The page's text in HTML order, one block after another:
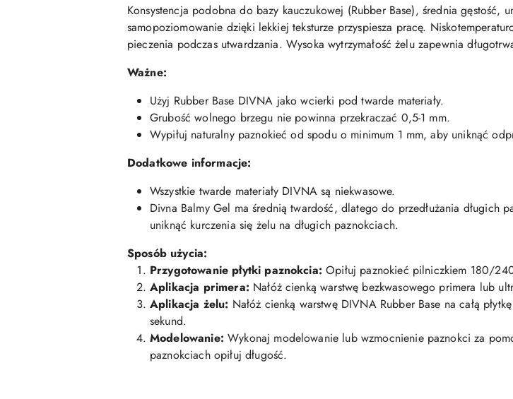
Konsystencja podobna do bazy kauczukowej (Rubber Base), średnia gęstość,
samopoziomowanie dzięki lekkiej teksturze przyspiesza pracę.
pieczenia podczas utwardzania. Wysoka wytrzymałość żelu zapewnia
Ważne:
Użyj Rubber Base DIVNA jako wcierki pod twarde materiały.
Grubość wolnego brzegu nie powinna przekraczać 0,5-1 mm.
Wypiłuj naturalny paznokieć od spodu o minimum 1 mm, aby uniknąć
Dodatkowe informacje:
Wszystkie twarde materiały DIVNA są niekwasowe.
Divna Balmy Gel ma średnią twardość, dlatego do przedłużania długich
uniknąć kurczenia się żelu na długich paznokciach.
Sposób użycia:
Przygotowanie płytki paznokcia: Opiłuj paznokieć pilniczkiem 180/
Aplikacja primera: Nałóż cienką warstwę bezkwasowego primera lub
Aplikacja żelu: Nałóż cienką warstwę DIVNA Rubber Base na całą
sekund.
Modelowanie: Wykonaj modelowanie lub wzmocnienie paznokci za
paznokciach opiłuj długość.